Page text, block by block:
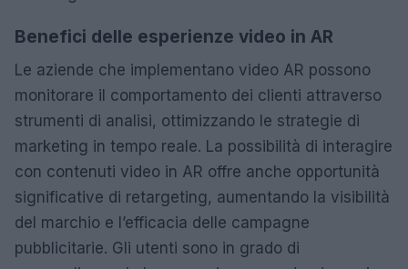
Benefici delle esperienze video in AR
Le aziende che implementano video AR possono
monitorare il comportamento dei clienti attraverso
strumenti di analisi, ottimizzando le strategie di
marketing in tempo reale. La possibilità di interagire
con contenuti video in AR offre anche opportunità
significative di retargeting, aumentando la visibilità
del marchio e l’efficacia delle campagne
pubblicitarie. Gli utenti sono in grado di